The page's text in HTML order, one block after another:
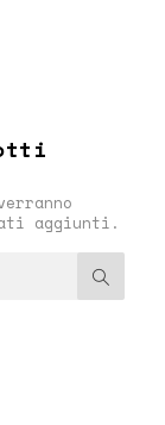
aggiunti.